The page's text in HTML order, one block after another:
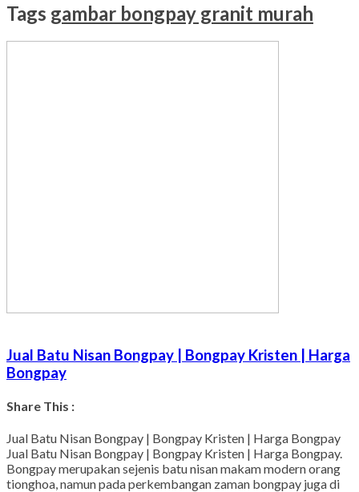
Tags gambar bongpay granit murah
Jual Batu Nisan Bongpay | Bongpay Kristen | Harga
Bongpay
Share This :
Facebook